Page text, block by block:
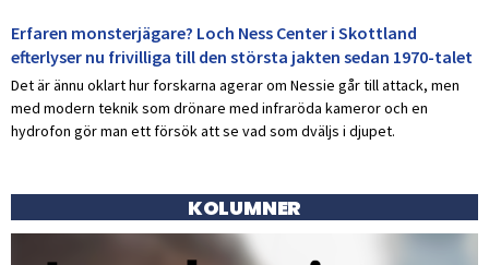
Erfaren monsterjägare? Loch Ness Center i Skottland
efterlyser nu frivilliga till den största jakten sedan 1970-talet
Det är ännu oklart hur forskarna agerar om Nessie går till attack, men
med modern teknik som drönare med infraröda kameror och en
hydrofon gör man ett försök att se vad som dväljs i djupet.
KOLUMNER